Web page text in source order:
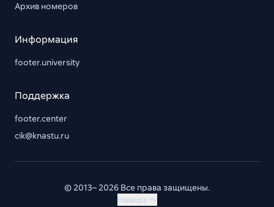
Архив номеров
Информация
footer.university
Поддержка
footer.center
cik@knastu.ru
© 2013– 2026 Все права защищены.
Наверх